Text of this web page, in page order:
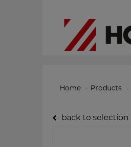
Home Products
back to selection